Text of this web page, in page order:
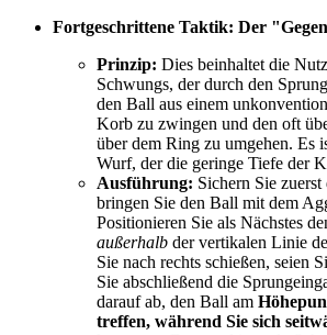
Fortgeschrittene Taktik: Der
Prinzip: Dies beinhaltet die
Schwungs, der durch den
den Ball aus einem
Korb zu zwingen und den oft
über dem Ring zu umgehen. Es
Wurf, der die geringe Tiefe der
Ausführung: Sichern Sie
bringen Sie den Ball mit dem
Positionieren Sie als Nächstes
außerhalb der vertikalen Linie
Sie nach rechts schießen, seien
Sie abschließend die
darauf ab, den Ball am
treffen, während Sie sich